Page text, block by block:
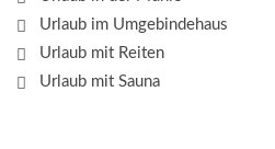
Urlaub im Umgebindehaus
Urlaub mit Reiten
Urlaub mit Sauna